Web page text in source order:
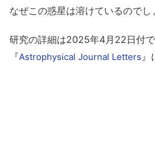
なぜこの惑星は溶けているのでし
研究の詳細は2025年4月22日付
『Astrophysical Journal Letters 』